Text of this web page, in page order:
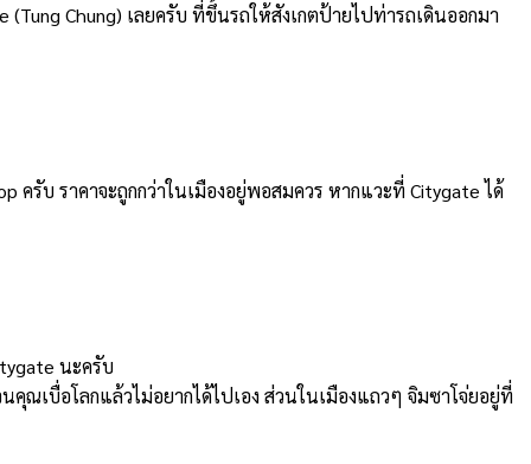
Chung) เลยครับ ที่ขึ้นรถให้สังเกตป้ายไปท่ารถเดินออกมา
ครับ ราคาจะถูกกว่าในเมืองอยู่พอสมควร หากแวะที่ Citygate ได้
นะครับ
ณเบื่อโลกแล้วไม่อยากได้ไปเอง ส่วนในเมืองแถวๆ จิมซาโจ่ยอยู่ที่